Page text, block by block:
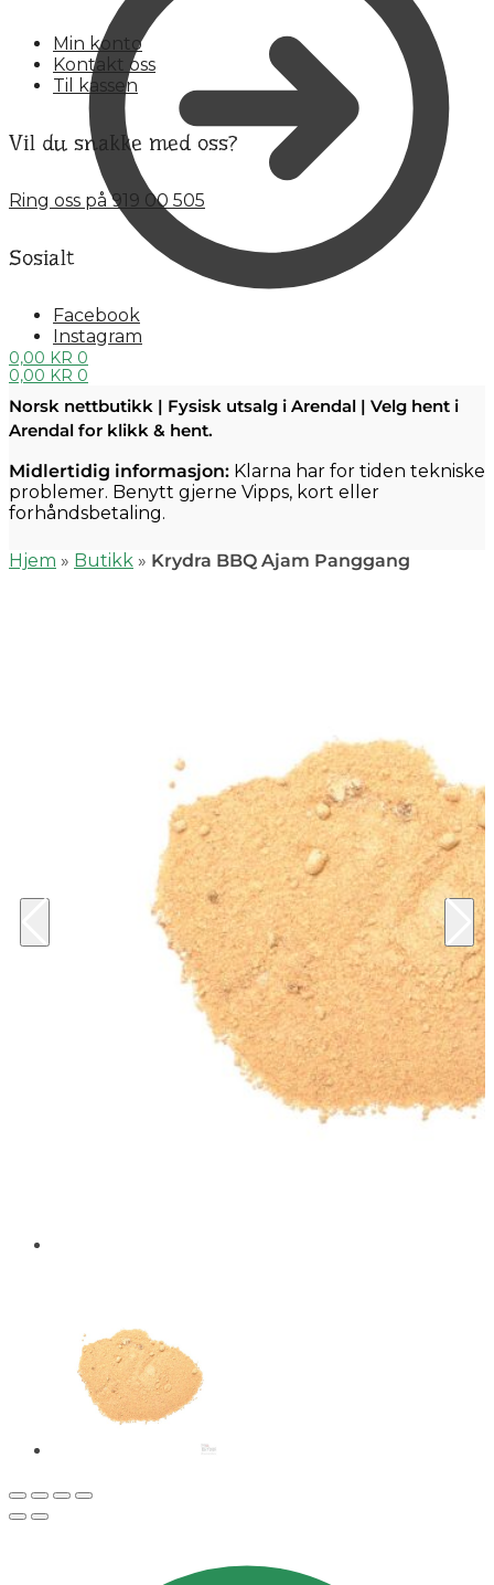
0,00 KR 0
Min konto
Kontakt oss
Til kassen
Vil du snakke med oss?
Ring oss på 919 00 505
Sosialt
Facebook
Instagram
0,00 KR 0
Norsk nettbutikk | Fysisk utsalg i Arendal | Velg hent i
Arendal for klikk & hent.
Midlertidig informasjon: Klarna har for tiden tekniske
problemer. Benytt gjerne Vipps, kort eller
forhåndsbetaling.
Hjem » Butikk » Krydra BBQ Ajam Panggang